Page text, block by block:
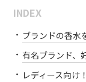
INDEX
ブランドの香水
有名ブランド、
レディース向け